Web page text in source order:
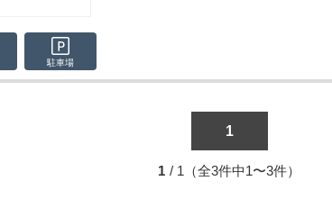
駐車場
1
1 / 1（全3件中1〜3件）